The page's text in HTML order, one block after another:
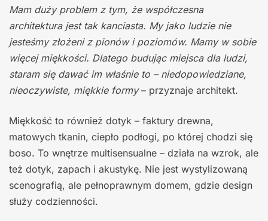
Mam duży problem z tym, że współczesna
architektura jest tak kanciasta. My jako ludzie nie
jesteśmy złożeni z pionów i poziomów. Mamy w sobie
więcej miękkości. Dlatego budując miejsca dla ludzi,
staram się dawać im właśnie to – niedopowiedziane,
nieoczywiste, miękkie formy– przyznaje architekt.
Miękkość to również dotyk – faktury drewna,
matowych tkanin, ciepło podłogi, po której chodzi się
boso. To wnętrze multisensualne – działa na wzrok, ale
też dotyk, zapach i akustykę. Nie jest wystylizowaną
scenografią, ale pełnoprawnym domem, gdzie design
służy codzienności.